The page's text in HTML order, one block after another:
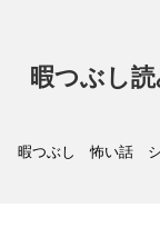
暇つぶし
暇つぶし 怖い話 シ